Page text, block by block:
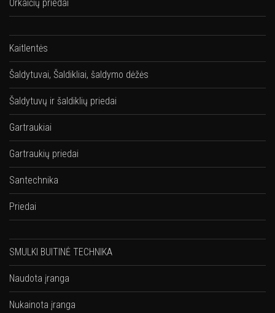
Orkaičių priedai
Kaitlentės
Šaldytuvai, Šaldikliai, šaldymo dėžės
Šaldytuvų ir šaldiklių priedai
Gartraukiai
Gartraukių priedai
Santechnika
Priedai
SMULKI BUITINĖ TECHNIKA
Naudota įranga
Nukainota įranga